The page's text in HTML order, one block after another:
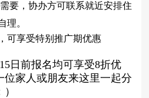
要，协办方可联系就近安排住
理。
可享受特别推广期优惠
15 日前报名均可享受8折优
位家人或朋友来这里一起分